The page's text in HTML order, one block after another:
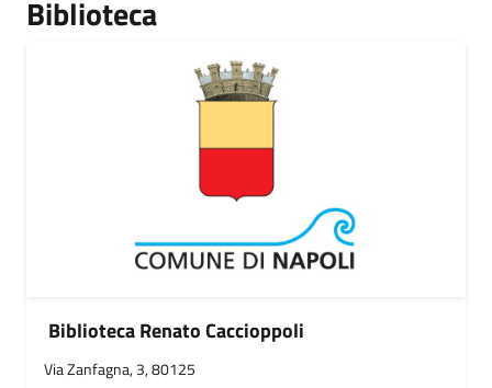
Biblioteca
Biblioteca Renato Caccioppoli
Via Zanfagna, 3, 80125